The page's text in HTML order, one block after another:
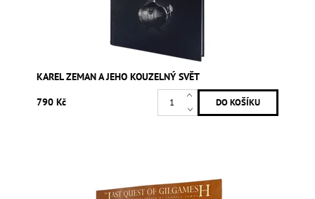
KAREL ZEMAN A JEHO KOUZELNÝ SVĚT
790 Kč